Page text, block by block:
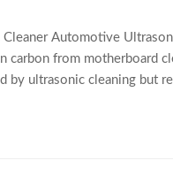
Automotive
from motherboard
by ultrasonic cleaning but